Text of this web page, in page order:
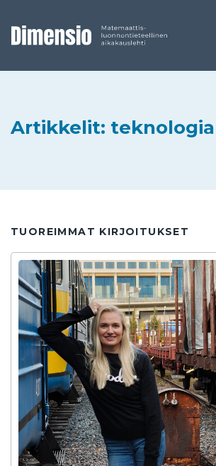
Artikkelit: teknologia
TUOREIMMAT KIRJOITUKSET